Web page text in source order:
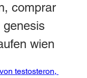
comprar
wien
testosteron,